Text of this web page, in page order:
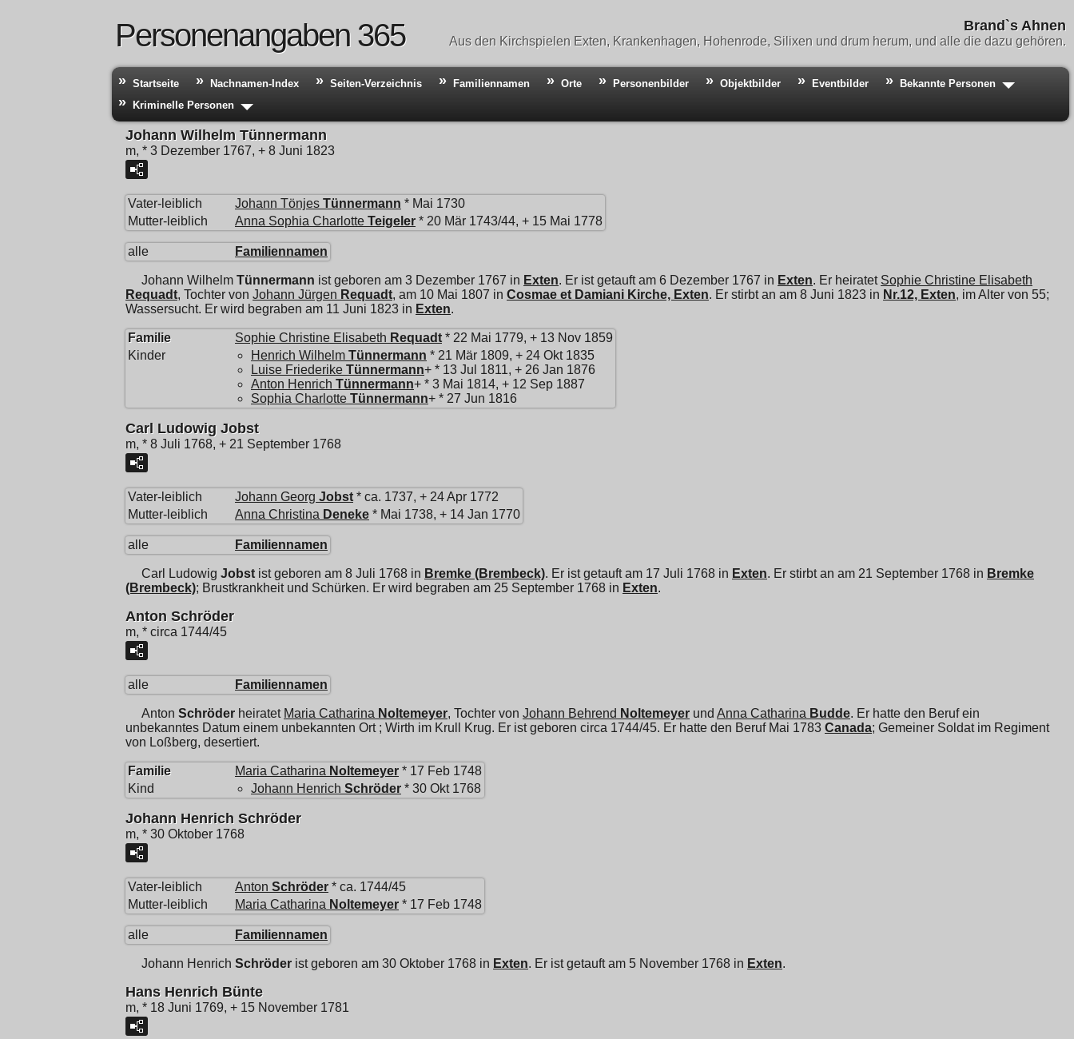
Brand`s Ahnen
Aus den Kirchspielen Exten, Krankenhagen, Hohenrode, Silixen und drum herum, und alle die dazu gehören.
Personenangaben 365
Startseite Nachnamen-Index Seiten-Verzeichnis Familiennamen Orte Personenbilder Objektbilder Eventbilder
Bekannte Personen
Kriminelle Personen
Johann Wilhelm Tünnermann
m, * 3 Dezember 1767, + 8 Juni 1823
Vater-leiblich Johann Tönjes Tünnermann * Mai 1730
Mutter-leiblich
Anna Sophia Charlotte Teigeler * 20 Mär 1743/44, + 15 Mai 1778
alle Familiennamen
Johann Wilhelm Tünnermann ist geboren am 3 Dezember 1767 in Exten. Er ist getauft am 6 Dezember 1767 in Exten. Er heiratet Sophie Christine Elisabeth
Requadt, Tochter von Johann Jürgen Requadt, am 10 Mai 1807 in Cosmae et Damiani Kirche, Exten. Er stirbt an am 8 Juni 1823 in Nr.12, Exten, im Alter von 55;
Wassersucht. Er wird begraben am 11 Juni 1823 in Exten.
Familie Sophie Christine Elisabeth Requadt * 22 Mai 1779, + 13 Nov 1859
Kinder
Henrich Wilhelm Tünnermann * 21 Mär 1809, + 24 Okt 1835
Luise Friederike Tünnermann+ * 13 Jul 1811, + 26 Jan 1876
Anton Henrich Tünnermann+ * 3 Mai 1814, + 12 Sep 1887
Sophia Charlotte Tünnermann+ * 27 Jun 1816
Carl Ludowig Jobst
m, * 8 Juli 1768, + 21 September 1768
Vater-leiblich Johann Georg Jobst * ca. 1737, + 24 Apr 1772
Mutter-leiblich
Anna Christina Deneke * Mai 1738, + 14 Jan 1770
alle Familiennamen
Carl Ludowig Jobst ist geboren am 8 Juli 1768 in Bremke (Brembeck). Er ist getauft am 17 Juli 1768 in Exten. Er stirbt an am 21 September 1768 in Bremke
(Brembeck); Brustkrankheit und Schürken. Er wird begraben am 25 September 1768 in Exten.
Anton Schröder
m, * circa 1744/45
alle Familiennamen
Anton Schröder heiratet Maria Catharina Noltemeyer, Tochter von Johann Behrend Noltemeyer und Anna Catharina Budde. Er hatte den Beruf ein
unbekanntes Datum einem unbekannten Ort ; Wirth im Krull Krug. Er ist geboren circa 1744/45. Er hatte den Beruf Mai 1783 Canada; Gemeiner Soldat im Regiment
von Loßberg, desertiert.
Familie Maria Catharina Noltemeyer * 17 Feb 1748
Kind
Johann Henrich Schröder * 30 Okt 1768
Johann Henrich Schröder
m, * 30 Oktober 1768
Vater-leiblich Anton Schröder * ca. 1744/45
Mutter-leiblich
Maria Catharina Noltemeyer * 17 Feb 1748
alle Familiennamen
Johann Henrich Schröder ist geboren am 30 Oktober 1768 in Exten. Er ist getauft am 5 November 1768 in Exten.
Hans Henrich Bünte
m, * 18 Juni 1769, + 15 November 1781